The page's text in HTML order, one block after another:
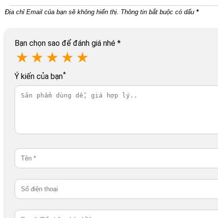
Địa chỉ Email của bạn sẽ không hiển thị. Thông tin bắt buộc có dấu *
Bạn chọn sao để đánh giá nhé *
★ ★ ★ ★ ★
Ý kiến của bạn*